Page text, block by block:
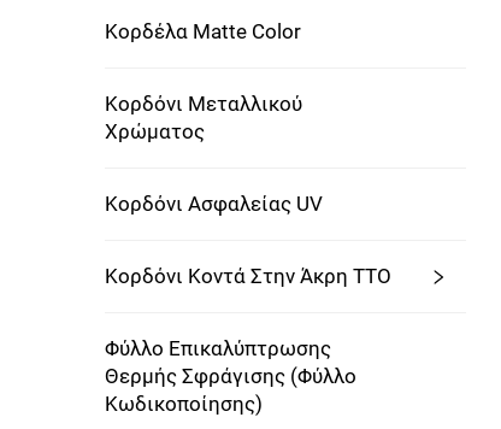
Κορδέλα Matte Color
Κορδόνι Μεταλλικού
Χρώματος
Κορδόνι Ασφαλείας UV
Κορδόνι Κοντά Στην Άκρη TTO
Φύλλο Επικαλύπτρωσης
Θερμής Σφράγισης (φύλλο
Κωδικοποίησης)